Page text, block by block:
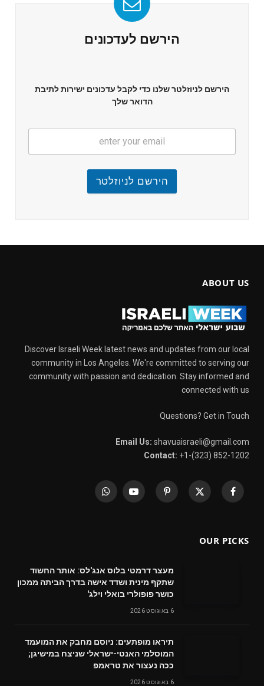
הירשם לעדכונים
הירשם לניוזלטר שלנו כדי לקבל עדכונים ישירות לתיבת
הדואר שלך
הירשם לניוזלטר
ABOUT US
Discover Israeli Week latest news and updates from our local
community in Los Angeles. We're committed to serving our
community with passion and dedication. Stay informed and
connected with us
Questions? Get in Touch
Email Us: shavuaisraeli@gmail.com
Contact: +1-(323) 852-1202
Facebook
X
Pinterest
YouTube
WhatsApp
OUR PICKS
מעצר דרמטי בלוס אנג'לס: אותר החשוד
שתקף מינית ושדד אישה בדרך הביתה ממכון
כושר פופולרי בואלי וילג'
6 באוגוסט 2026
תיראו מופתעים: ניוסם מחבק את המועמד
המוסלמי האנטי-ישראלי שניצח במישיגן;
ככה נעצור את טראמפ
6 באוגוסט 2026